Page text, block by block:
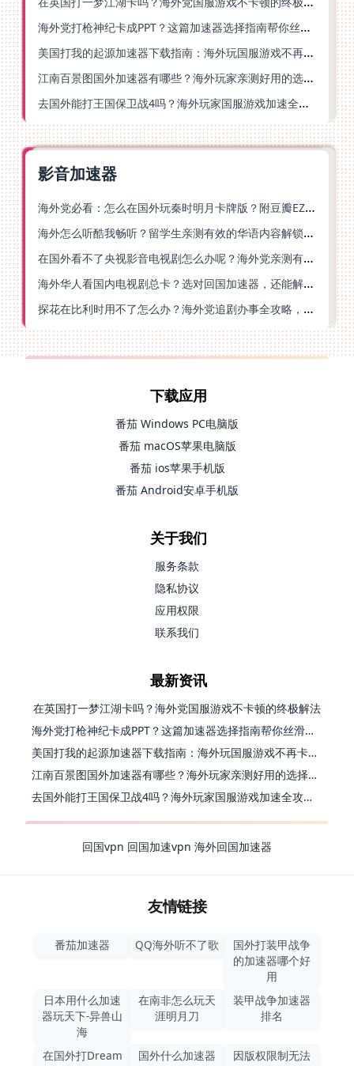
海外党打枪神纪卡成PPT？这篇加速器选择指南帮你丝滑上分
美国打我的起源加速器下载指南：海外玩国服游戏不再卡的终极方案
江南百景图国外加速器有哪些？海外玩家亲测好用的选择与避坑指南
去国外能打王国保卫战4吗？海外玩家国服游戏加速全攻略（附公主连结幻想江湖实测）
影音加速器
海外党必看：怎么在国外玩秦时明月卡牌版？附豆瓣EZCast地区限制破解法
海外怎么听酷我畅听？留学生亲测有效的华语内容解锁指南
在国外看不了央视影音电视剧怎么办呢？海外党亲测有效的回国加速方案
海外华人看国内电视剧总卡？选对回国加速器，还能解决菲律宾打不开反诈中心的问题
探花在比利时用不了怎么办？海外党追剧办事全攻略，选对加速器就够了
下载应用
番茄 Windows PC电脑版
番茄 macOS苹果电脑版
番茄 ios苹果手机版
番茄 Android安卓手机版
关于我们
服务条款
隐私协议
应用权限
联系我们
最新资讯
在英国打一梦江湖卡吗？海外党国服游戏不卡顿的终极解法
海外党打枪神纪卡成PPT？这篇加速器选择指南帮你丝滑上分
美国打我的起源加速器下载指南：海外玩国服游戏不再卡的终极方案
江南百景图国外加速器有哪些？海外玩家亲测好用的选择与避坑指南
去国外能打王国保卫战4吗？海外玩家国服游戏加速全攻略（附公主连结幻想江湖实测）
回国vpn 回国加速vpn 海外回国加速器
友情链接
番茄加速器 QQ海外听不了歌
国外打装甲战争
的加速器哪个好
用
日本用什么加速
器玩天下-异兽山
海
在南非怎么玩天
涯明月刀
装甲战争加速器
排名
在国外打Dream
国外什么加速器
因版权限制无法